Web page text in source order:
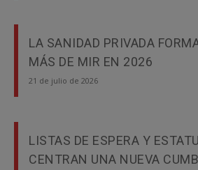
LA SANIDAD PRIVADA
MÁS DE MIR EN 2026
21 de julio de 2026
LISTAS DE ESPERA Y
CENTRAN UNA NUEVA